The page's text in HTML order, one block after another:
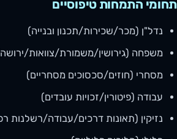
תחומי התמחות טיפוסיים
נדל"ן (מכר/שכירות/תכנון ובנייה)
משפחה (גירושין/משמורת/צוואות/
מסחרי (חוזים/סכסוכים מסחריים)
עבודה (פיטורין/זכויות עובדים)
נזיקין (תאונות דרכים/עבודה/רשלנות